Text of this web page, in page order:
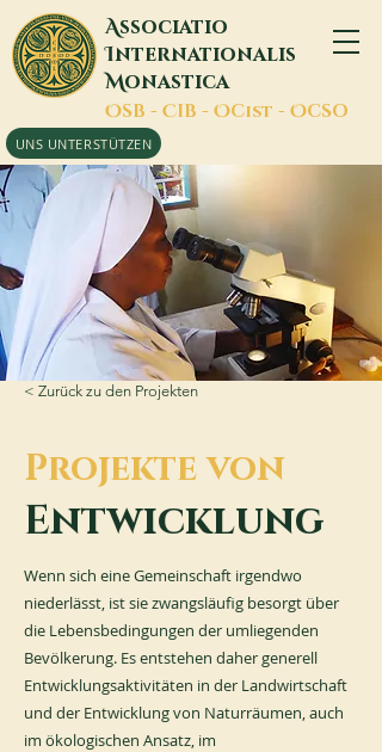
Associatio
Internationalis
Monastica
OSB - CIB - OCist - OCSO
UNS UNTERSTÜTZEN
< Zurück zu den Projekten
Projekte von
Entwicklung
Wenn sich eine Gemeinschaft irgendwo
niederlässt, ist sie zwangsläufig besorgt über
die Lebensbedingungen der umliegenden
Bevölkerung. Es entstehen daher generell
Entwicklungsaktivitäten in der Landwirtschaft
und der Entwicklung von Naturräumen, auch
im ökologischen Ansatz, im